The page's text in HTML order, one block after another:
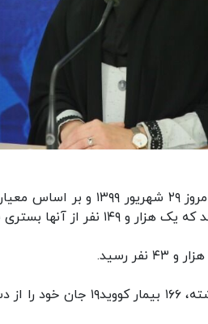
لاری ادامه داد: متاسفانه در طول